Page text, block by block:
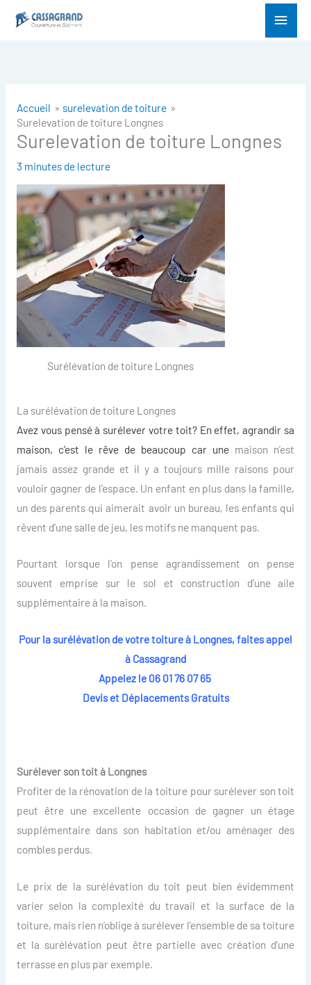
Menu
Accueil
surelevation de toiture
Surelevation de toiture Longnes
Surelevation de toiture Longnes
3 minutes de lecture
Surélévation de toiture Longnes
La surélévation de toiture Longnes
Avez vous pensé à surélever votre toit? En effet, agrandir sa
maison, c’est le rêve de beaucoup car une maison n’est
jamais assez grande et il y a toujours mille raisons pour
vouloir gagner de l’espace. Un enfant en plus dans la famille,
un des parents qui aimerait avoir un bureau, les enfants qui
rêvent d’une salle de jeu, les motifs ne manquent pas.
Pourtant lorsque l’on pense agrandissement on pense
souvent emprise sur le sol et construction d’une aile
supplémentaire à la maison.
Pour la surélévation de votre toiture à Longnes, faites appel
à Cassagrand
Appelez le 06 01 76 07 65
Devis et Déplacements Gratuits
Surélever son toit à Longnes
Profiter de la rénovation de la toiture pour surélever son toit
peut être une excellente occasion de gagner un étage
supplémentaire dans son habitation et/ou aménager des
combles perdus.
Le prix de la surélévation du toit peut bien évidemment
varier selon la complexité du travail et la surface de la
toiture, mais rien n’oblige à surélever l’ensemble de sa toiture
et la surélévation peut être partielle avec création d’une
terrasse en plus par exemple.